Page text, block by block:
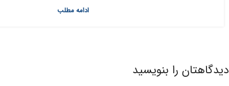
ادامه مطلب
دیدگاهتان را بنویسید